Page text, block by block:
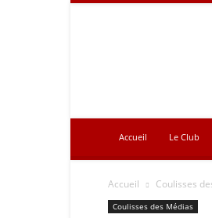
Accueil Le Club
Accueil Coulisses
Coulisses des Médias